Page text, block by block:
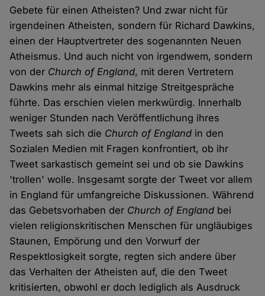
Gebete für einen Atheisten? Und zwar nicht für
irgendeinen Atheisten, sondern für Richard Dawkins,
einen der Hauptvertreter des sogenannten Neuen
Atheismus. Und auch nicht von irgendwem, sondern
von der Church of England, mit deren Vertretern
Dawkins mehr als einmal hitzige Streitgespräche
führte. Das erschien vielen merkwürdig. Innerhalb
weniger Stunden nach Veröffentlichung ihres
Tweets sah sich die Church of England in den
Sozialen Medien mit Fragen konfrontiert, ob ihr
Tweet sarkastisch gemeint sei und ob sie Dawkins
'trollen' wolle. Insgesamt sorgte der Tweet vor allem
in England für umfangreiche Diskussionen. Während
das Gebetsvorhaben der Church of England bei
vielen religionskritischen Menschen für ungläubiges
Staunen, Empörung und den Vorwurf der
Respektlosigkeit sorgte, regten sich andere über
das Verhalten der Atheisten auf, die den Tweet
kritisierten, obwohl er doch lediglich als Ausdruck